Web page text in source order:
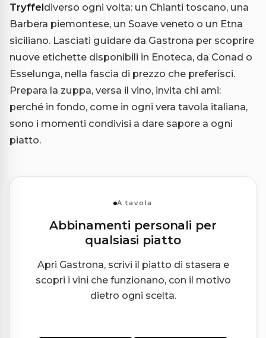
Tryffeldiverso ogni volta: un Chianti toscano, una
Barbera piemontese, un Soave veneto o un Etna
siciliano. Lasciati guidare da Gastrona per scoprire
nuove etichette disponibili in Enoteca, da Conad o
Esselunga, nella fascia di prezzo che preferisci.
Prepara la zuppa, versa il vino, invita chi ami:
perché in fondo, come in ogni vera tavola italiana,
sono i momenti condivisi a dare sapore a ogni
piatto.
A tavola
Abbinamenti personali per
qualsiasi piatto
Apri Gastrona, scrivi il piatto di stasera e
scopri i vini che funzionano, con il motivo
dietro ogni scelta.